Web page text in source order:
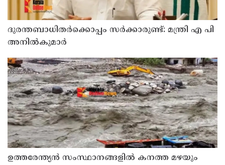
ദുരന്തബാധിതര്‍ക്കൊപ്പം സര്‍ക്കാരുണ്ട്: മന്ത്രി എ പി
അനില്‍കുമാര്‍
ഉത്തരേന്ത്യൻ സംസ്ഥാനങ്ങളിൽ കനത്ത മഴയും